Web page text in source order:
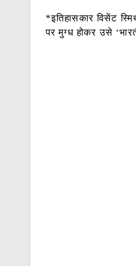
*इतिहासकार विसेंट
पर मुग्ध होकर उसे